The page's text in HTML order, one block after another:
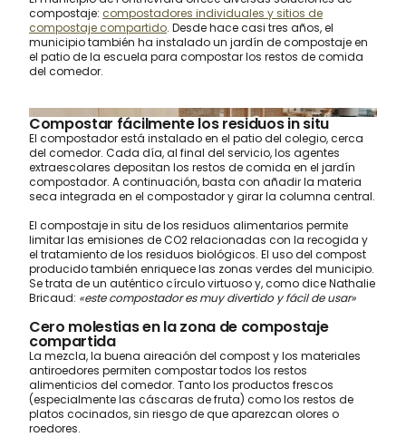
compostaje: compostadores individuales y sitios de
compostaje compartido. Desde hace casi tres años, el
municipio también ha instalado un jardín de compostaje en
el patio de la escuela para compostar los restos de comida
del comedor.
Compostar fácilmente los residuos in situ
El compostador está instalado en el patio del colegio, cerca
del comedor. Cada día, al final del servicio, los agentes
extraescolares depositan los restos de comida en el jardín
compostador. A continuación, basta con añadir la materia
seca integrada en el compostador y girar la columna central.
El compostaje in situ de los residuos alimentarios permite
limitar las emisiones de CO2 relacionadas con la recogida y
el tratamiento de los residuos biológicos. El uso del compost
producido también enriquece las zonas verdes del municipio.
Se trata de un auténtico círculo virtuoso y, como dice Nathalie
Bricaud: «este compostador es muy divertido y fácil de usar»
Cero molestias en la zona de compostaje
compartida
La mezcla, la buena aireación del compost y los materiales
antiroedores permiten compostar todos los restos
alimenticios del comedor. Tanto los productos frescos
(especialmente las cáscaras de fruta) como los restos de
platos cocinados, sin riesgo de que aparezcan olores o
roedores.